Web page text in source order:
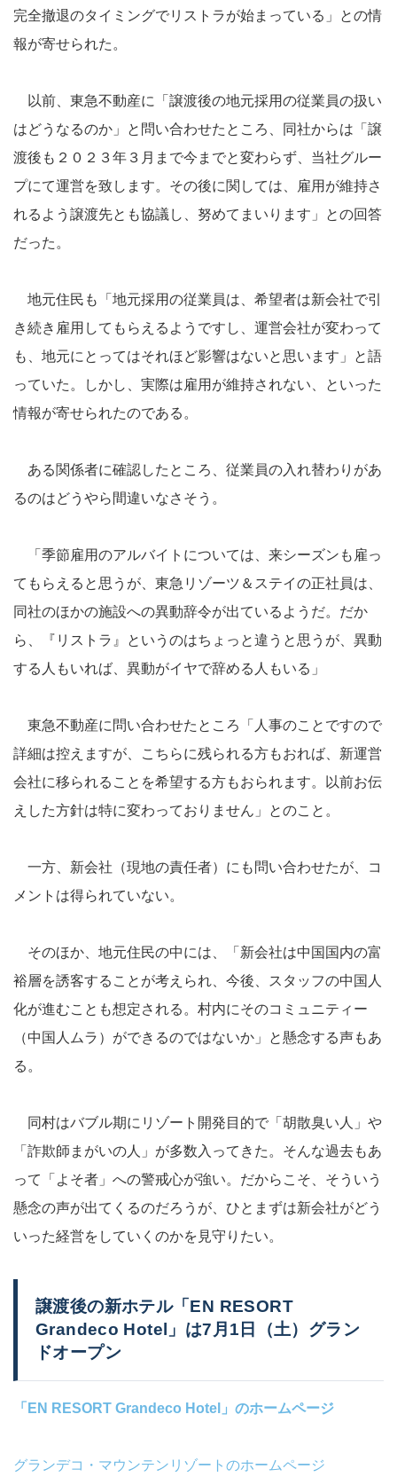
完全撤退のタイミングでリストラが始まっている」との情
報が寄せられた。
以前、東急不動産に「譲渡後の地元採用の従業員の扱い
はどうなるのか」と問い合わせたところ、同社からは「譲
渡後も２０２３年３月まで今までと変わらず、当社グルー
プにて運営を致します。その後に関しては、雇用が維持さ
れるよう譲渡先とも協議し、努めてまいります」との回答
だった。
地元住民も「地元採用の従業員は、希望者は新会社で引
き続き雇用してもらえるようですし、運営会社が変わって
も、地元にとってはそれほど影響はないと思います」と語
っていた。しかし、実際は雇用が維持されない、といった
情報が寄せられたのである。
ある関係者に確認したところ、従業員の入れ替わりがあ
るのはどうやら間違いなさそう。
「季節雇用のアルバイトについては、来シーズンも雇っ
てもらえると思うが、東急リゾーツ＆ステイの正社員は、
同社のほかの施設への異動辞令が出ているようだ。だか
ら、『リストラ』というのはちょっと違うと思うが、異動
する人もいれば、異動がイヤで辞める人もいる」
東急不動産に問い合わせたところ「人事のことですので
詳細は控えますが、こちらに残られる方もおれば、新運営
会社に移られることを希望する方もおられます。以前お伝
えした方針は特に変わっておりません」とのこと。
一方、新会社（現地の責任者）にも問い合わせたが、コ
メントは得られていない。
そのほか、地元住民の中には、「新会社は中国国内の富
裕層を誘客することが考えられ、今後、スタッフの中国人
化が進むことも想定される。村内にそのコミュニティー
（中国人ムラ）ができるのではないか」と懸念する声もあ
る。
同村はバブル期にリゾート開発目的で「胡散臭い人」や
「詐欺師まがいの人」が多数入ってきた。そんな過去もあ
って「よそ者」への警戒心が強い。だからこそ、そういう
懸念の声が出てくるのだろうが、ひとまずは新会社がどう
いった経営をしていくのかを見守りたい。
譲渡後の新ホテル「EN RESORT
Grandeco Hotel」は7月1日（土）グラン
ドオープン
「EN RESORT Grandeco Hotel」のホームページ
グランデコ・マウンテンリゾートのホームページ